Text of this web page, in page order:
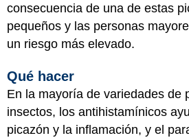
consecuencia de una de estas
pequeños y las personas
un riesgo más elevado.
Qué hacer
En la mayoría de variedades de
insectos, los antihistamínicos
picazón y la inflamación, y el